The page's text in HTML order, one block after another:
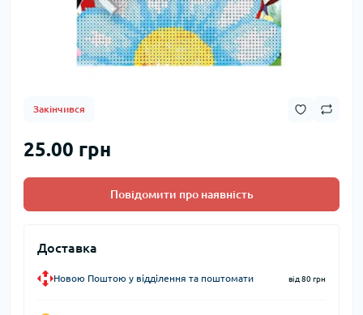
Закінчився
25.00 грн
Повідомити про наявність
Доставка
Новою Поштою у відділення та поштомати від 80 грн